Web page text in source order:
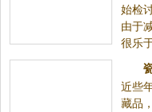
始检
由于
很乐
近些
藏品